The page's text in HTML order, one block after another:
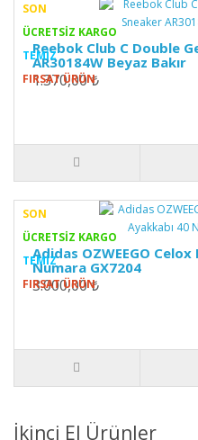
SON
ÜCRETSİZ KARGO
TEMIZ
FIRSAT ÜRÜN
Reebok Club C Double
AR30184W Beyaz Bakır
1.370,00 ₺
SON
ÜCRETSİZ KARGO
TEMIZ
FIRSAT ÜRÜN
Adidas OZWEEGO
Numara GX7204
3.000,00 ₺
İkinci El Ürünler